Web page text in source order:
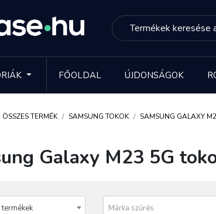
FŐOLDAL ÚJDONSÁGOK
ÖSSZES TERMÉK SAMSUNG TOKOK SAMSUNG GALAXY
Galaxy M23 5G
Márka szűrés